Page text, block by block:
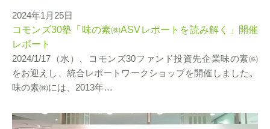
2024年1月25日
コモンズ30塾「味の素㈱ASVレポートを読み解く」開催
レポート
2024/1/17（水）、コモンズ30ファンド投資先企業味の素㈱
をお迎えし、統合レポートワークショップを開催しました。
味の素㈱には、2013年…